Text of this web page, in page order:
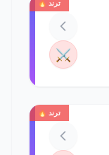
ترند 🔥
⚔️
ترند 🔥